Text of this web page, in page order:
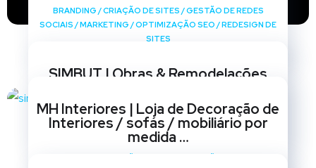
BRANDING /CRIAÇÃO DE SITES /GESTÃO DE REDES
SOCIAIS /MARKETING /OPTIMIZAÇÃO SEO /REDESIGN DE
SITES
SIMBUT | Obras & Remodelações
SOCIAIS /MARKETING OPTIMIZAÇÃO SEO/ REDESIGN DE
SITES
MH Interiores | Loja de Decoração de
Interiores / sofás / mobiliário por
medida …